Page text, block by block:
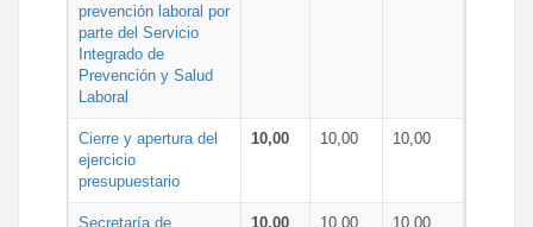
prevención laboral por
parte del Servicio
Integrado de
Prevención y Salud
Laboral
Cierre y apertura del
ejercicio
presupuestario
10,00 10,00 10,00
Secretaría de
10,00 10,00 10,00